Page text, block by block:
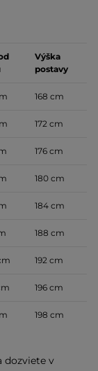
Výška
postavy
168 cm
172 cm
176 cm
180 cm
184 cm
188 cm
192 cm
196 cm
198 cm
dozviete v